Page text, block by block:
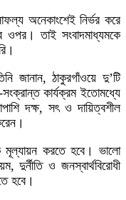
অনেকাংশেই নির্ভর করে
ওপর। তাই সংবাদমাধ্যমকে
জানান, ঠাকুরগাঁওয়ে দু’টি
কার্যক্রম ইতোমধ্যে
দক্ষ, সৎ ও দায়িত্বশীল
মূল্যায়ন করতে হবে। ভালো
দুর্নীতি ও জনস্বার্থবিরোধী
হবে।